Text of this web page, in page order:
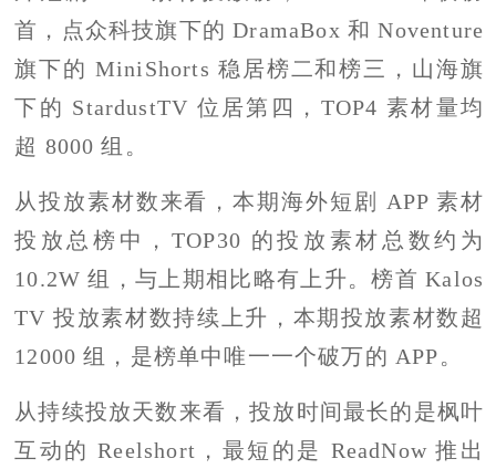
首，点众科技旗下的 DramaBox 和 Noventure
旗下的 MiniShorts 稳居榜二和榜三，山海旗
下的 StardustTV 位居第四，TOP4 素材量均
超 8000 组。
从投放素材数来看，本期海外短剧 APP 素材
投放总榜中，TOP30 的投放素材总数约为
10.2W 组，与上期相比略有上升。榜首 Kalos
TV 投放素材数持续上升，本期投放素材数超
12000 组，是榜单中唯一一个破万的 APP。
从持续投放天数来看，投放时间最长的是枫叶
互动的 Reelshort，最短的是 ReadNow 推出